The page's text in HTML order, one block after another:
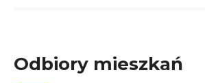
Odbiory mieszkań